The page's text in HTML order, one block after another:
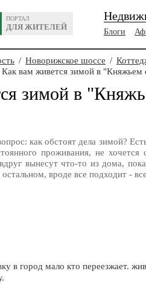
ПОРТАЛ
ДЛЯ ЖИТЕЛЕЙ
Блоги
/ Новорижское шоссе /
Как вам живется зимой в "Княжьем
зимой в
как обстоят дела зимой?
проживания, не
вынесут что-то из дома,
вроде все подходит -
в город мало кто переезжает.